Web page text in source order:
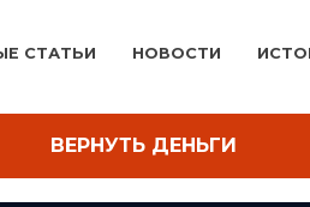
СТАТЬИ НОВОСТИ
ВЕРНУТЬ ДЕНЬГИ